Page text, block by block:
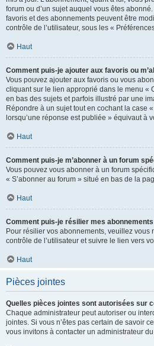
forum ou d’un sujet auquel vous êtes
favoris et des abonnements peuvent être
contrôle de l’utilisateur, sous les «
Haut
Comment puis-je ajouter aux favoris ou
Vous pouvez ajouter aux favoris ou vous
cliquant sur le lien approprié dans le menu «
en bas des sujets et parfois illustré par une
Répondre à un sujet tout en cochant la case
lorsqu’une réponse est publiée » équivaut à
Haut
Comment puis-je m’abonner à un forum
Vous pouvez vous abonner à un forum
« S’abonner au forum » situé en bas de la
Haut
Comment puis-je résilier mes
Pour résilier vos abonnements, veuillez vous
contrôle de l’utilisateur et suivre le lien vers
Haut
Pièces jointes
Quelles pièces jointes sont autorisées sur
Chaque administrateur peut autoriser ou
jointes. Si vous n’êtes pas certain de savoir
vous invitons à contacter un administrateur